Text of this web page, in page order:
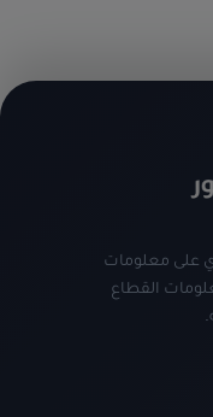
على معلومات
القطاع